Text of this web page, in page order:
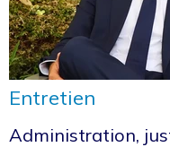
Entretien
Administration,